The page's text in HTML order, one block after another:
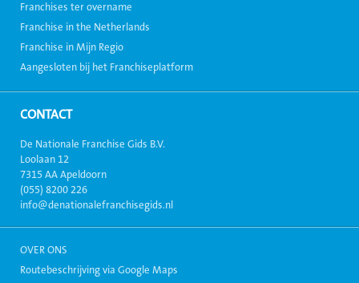
Franchises ter overname
Franchise in the Netherlands
Franchise in Mijn Regio
Aangesloten bij het Franchiseplatform
CONTACT
De Nationale Franchise Gids B.V.
Loolaan 12
7315 AA Apeldoorn
(055) 8200 226
info@denationalefranchisegids.nl
OVER ONS
Routebeschrijving via Google Maps